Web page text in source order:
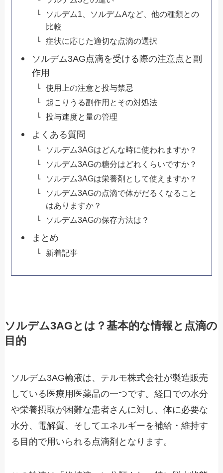
ソルデム1、ソルデムAなど、他の種類との
比較
症状に応じた適切な点滴の選択
ソルデム3AG点滴を受ける際の注意点と副
作用
使用上の注意と投与禁忌
起こりうる副作用とその対処法
投与速度と量の管理
よくある質問
ソルデム3AGはどんな時に使われますか？
ソルデム3AGの糖分はどれくらいですか？
ソルデム3AGは栄養剤として使えますか？
ソルデム3AGの点滴で体がだるくなること
はありますか？
ソルデム3AGの保存方法は？
まとめ
新着記事
ソルデム3AGとは？基本的な情報と点滴の
目的
ソルデム3AG輸液は、テルモ株式会社が製造販売
している医療用医薬品の一つです。経口での水分
や栄養摂取が困難な患者さんに対し、体に必要な
水分、電解質、そしてエネルギーを補給・維持す
る目的で用いられる点滴剤となります。